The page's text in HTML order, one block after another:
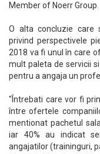
Member of Noerr Group.
O alta concluzie care
privind perspectivele
2018 va fi unul în care
mult paleta de servicii
pentru a angaja un
"Întrebati care vor fi
între ofertele
mentionat pachetul
iar 40% au indicat
angajatilor (traininguri,